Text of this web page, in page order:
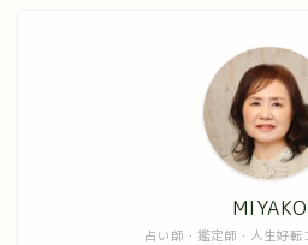
占い師・鑑定師・人生好転
MIYAKO